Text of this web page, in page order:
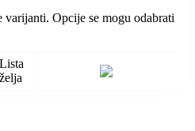
Opcije se mogu odabrati
Lista
želja